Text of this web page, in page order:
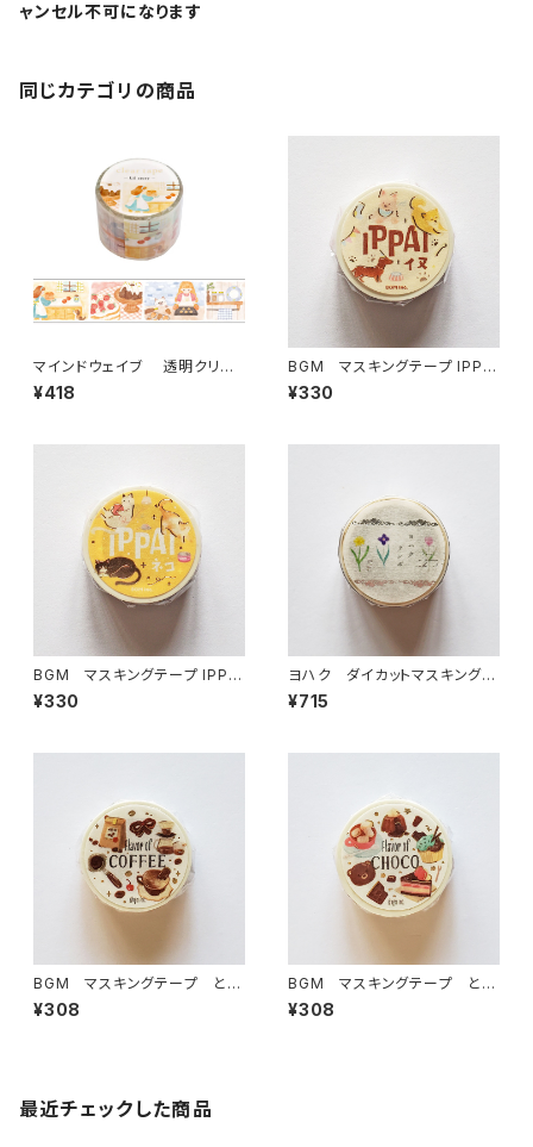
ャンセル不可になります
同じカテゴリの商品
マインドウェイブ 透明クリア
テープ95692 リル ストーリー
baking scene 30mm
¥418
BGM マスキングテープ IPPA
I・犬がいっぱい
¥330
BGM マスキングテープ IPPA
I・猫がいっぱい
¥330
ヨハク ダイカットマスキングテ
ープ テンポ YD-003
¥715
BGM マスキングテープ とき
めきフレーバー・珈琲コーヒー
¥308
BGM マスキングテープ とき
めきフレーバー・チョコ
¥308
最近チェックした商品